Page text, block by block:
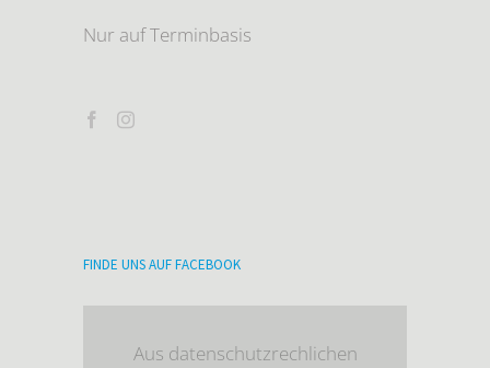
Nur auf Terminbasis
FINDE UNS AUF FACEBOOK
Aus datenschutzrechlichen